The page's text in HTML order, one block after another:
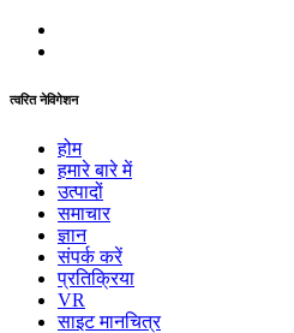
त्वरित नेविगेशन
होम
हमारे बारे में
उत्पादों
समाचार
ज्ञान
संपर्क करें
प्रतिक्रिया
VR
साइट मानचित्र